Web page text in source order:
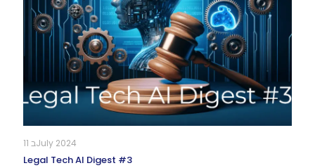
11 בJuly 2024
Legal Tech AI Digest #3